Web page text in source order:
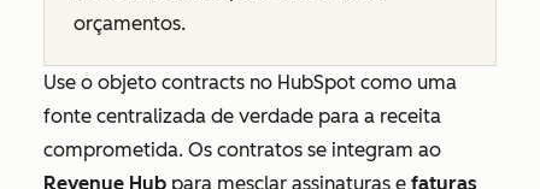
orçamentos.
Use o objeto contracts no HubSpot como uma
fonte centralizada de verdade para a receita
comprometida. Os contratos se integram ao
Revenue Hub para mesclar assinaturas e faturas